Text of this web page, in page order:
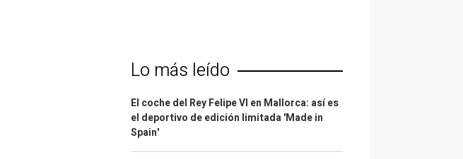
Lo más leído
El coche del Rey Felipe VI en Mallorca: así es
el deportivo de edición limitada 'Made in
Spain'